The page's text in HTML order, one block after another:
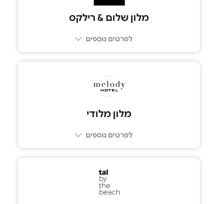
מלון שלום & רילקס
לפרטים נוספים
מלון מלודי
לפרטים נוספים